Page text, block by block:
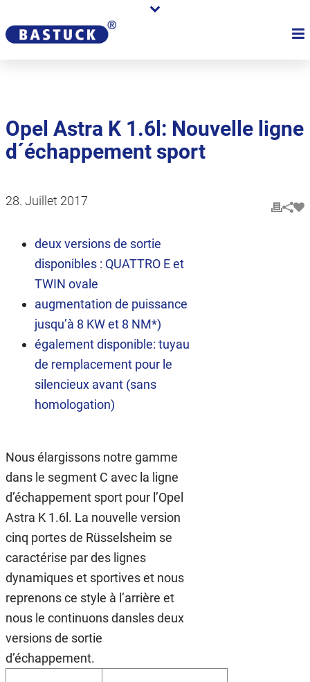
Opel Astra K 1.6l: Nouvelle ligne
d´échappement sport
28. Juillet 2017
deux versions de sortie
disponibles : QUATTRO E et
TWIN ovale
augmentation de puissance
jusqu’à 8 KW et 8 NM*)
également disponible: tuyau
de remplacement pour le
silencieux avant (sans
homologation)
Nous élargissons notre gamme
dans le segment C avec la ligne
d’échappement sport pour l’Opel
Astra K 1.6l. La nouvelle version
cinq portes de Rüsselsheim se
caractérise par des lignes
dynamiques et sportives et nous
reprenons ce style à l’arrière et
nous le continuons dansles deux
versions de sortie
d’échappement.